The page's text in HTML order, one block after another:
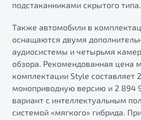
подстаканниками скрытого типа.
Также автомобили в
оснащаются двумя
аудиосистемы и четырьмя
обзора. Рекомендованная цена
комплектации Style составляет
моноприводную версию и 2 894
вариант с интеллектуальным
системой «мягкого» гибрида.